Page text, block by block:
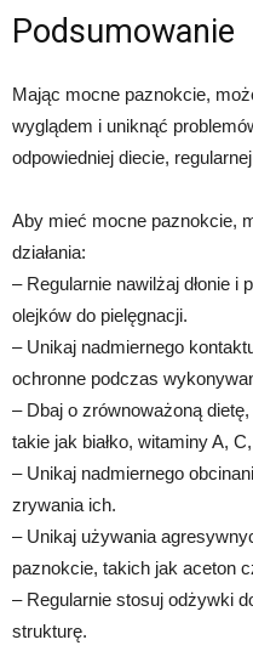
Podsumowanie
Mając mocne paznokcie,
wyglądem i uniknąć
odpowiedniej diecie,
Aby mieć mocne paznokcie,
działania:
– Regularnie nawilżaj dłonie
olejków do pielęgnacji.
– Unikaj nadmiernego
ochronne podczas
– Dbaj o zrównoważoną
takie jak białko, witaminy A,
– Unikaj nadmiernego
zrywania ich.
– Unikaj używania
paznokcie, takich jak aceton
– Regularnie stosuj odżywki
strukturę.